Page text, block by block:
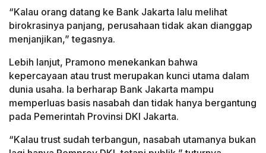
“Kalau orang datang ke Bank Jakarta lalu melihat
birokrasinya panjang, perusahaan tidak akan dianggap
menjanjikan,” tegasnya.
Lebih lanjut, Pramono menekankan bahwa
kepercayaan atau trust merupakan kunci utama dalam
dunia usaha. Ia berharap Bank Jakarta mampu
memperluas basis nasabah dan tidak hanya bergantung
pada Pemerintah Provinsi DKI Jakarta.
“Kalau trust sudah terbangun, nasabah utamanya bukan